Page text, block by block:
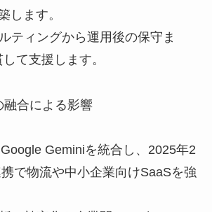
します。
ティングから運用後の保守ま
て支援します。
融合による影響
Geminiを統合し、2025年2
で物流や中小企業向けSaaSを強